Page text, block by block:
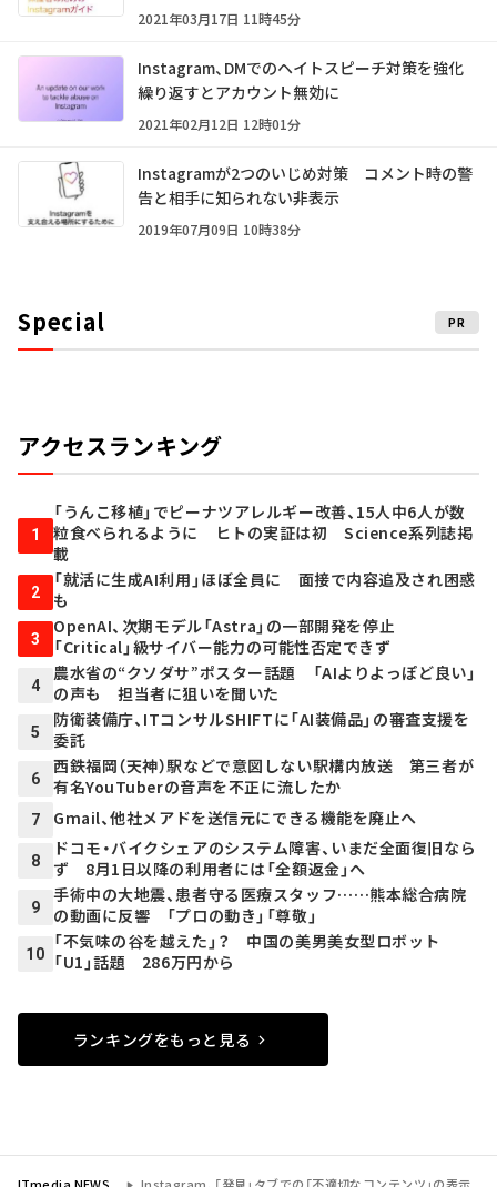
2021年03月17日 11時45分
Instagram、DMでのヘイトスピーチ対策を強化
繰り返すとアカウント無効に
2021年02月12日 12時01分
Instagramが2つのいじめ対策 コメント時の警
告と相手に知られない非表示
2019年07月09日 10時38分
Special PR
アクセスランキング
1
「うんこ移植」でピーナツアレルギー改善、15人中6人が数
粒食べられるように ヒトの実証は初 Science系列誌掲
載
2
「就活に生成AI利用」ほぼ全員に 面接で内容追及され困惑
も
3
OpenAI、次期モデル「Astra」の一部開発を停止
「Critical」級サイバー能力の可能性否定できず
4
農水省の“クソダサ”ポスター話題 「AIよりよっぽど良い」
の声も 担当者に狙いを聞いた
5
防衛装備庁、ITコンサルSHIFTに「AI装備品」の審査支援を
委託
6
西鉄福岡（天神）駅などで意図しない駅構内放送 第三者が
有名YouTuberの音声を不正に流したか
7 Gmail、他社メアドを送信元にできる機能を廃止へ
8
ドコモ・バイクシェアのシステム障害、いまだ全面復旧なら
ず 8月1日以降の利用者には「全額返金」へ
9
手術中の大地震、患者守る医療スタッフ……熊本総合病院
の動画に反響 「プロの動き」「尊敬」
10
「不気味の谷を越えた」？ 中国の美男美女型ロボット
「U1」話題 286万円から
ランキングをもっと見る